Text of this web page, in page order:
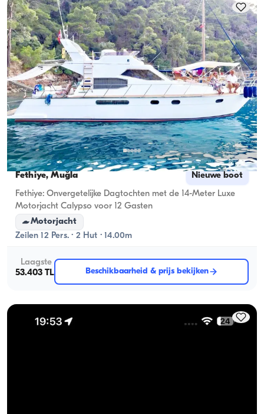
Fethiye, Muğla Nieuwe boot
Fethiye: Onvergetelijke Dagtochten met de 14-Meter Luxe
Motorjacht Calypso voor 12 Gasten
Motorjacht
Zeilen 12 Pers. · 2 Hut · 14.00m
Laagste
53.403 TL
Beschikbaarheid & prijs bekijken